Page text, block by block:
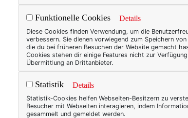
Funktionelle Cookies Details
Diese Cookies finden Verwendung, um die
verbessern. Sie dienen vorwiegend zum Speichern von
die du bei früheren Besuchen der Website gemacht
Cookies stehen dir einige Features nicht zur
Übermittlung an Drittanbieter.
Statistik Details
Statistik-Cookies helfen Webseiten-Besitzern zu
Besucher mit Webseiten interagieren, indem
gesammelt und gemeldet werden.